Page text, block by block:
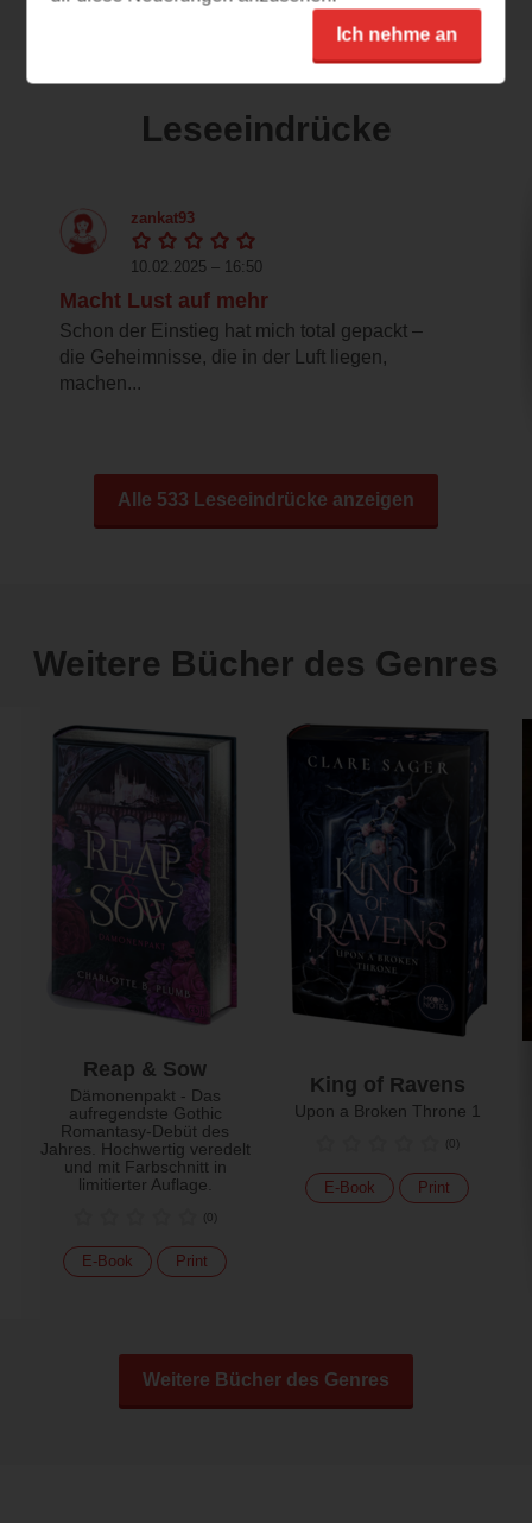
Leseeindrücke
zankat93
10.02.2025 – 16:50
Macht Lust auf mehr
Schon der Einstieg hat mich total gepackt –
die Geheimnisse, die in der Luft liegen,
machen...
Alle 533 Leseeindrücke anzeigen
Weitere Bücher des Genres
Reap & Sow
Dämonenpakt - Das
aufregendste Gothic
Romantasy-Debüt des
Jahres. Hochwertig veredelt
und mit Farbschnitt in
limitierter Auflage.
(0
E-Book Print
King of Ravens
Upon a Broken Throne 1
(0
E-Book Print
Weitere Bücher des Genres
Ich nehme an